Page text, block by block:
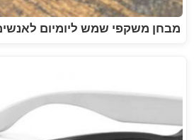
מבחן משקפי שמש ליומיום